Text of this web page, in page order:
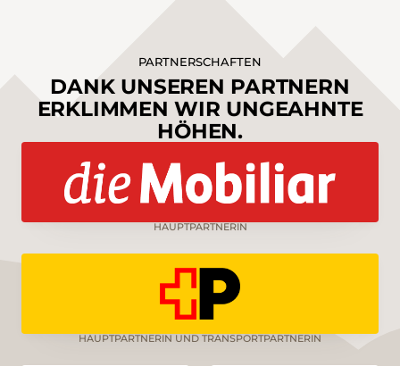
PARTNERSCHAFTEN
DANK UNSEREN PARTNERN
ERKLIMMEN WIR UNGEAHNTE
HÖHEN.
HAUPTPARTNERIN
HAUPTPARTNERIN UND TRANSPORTPARTNERIN